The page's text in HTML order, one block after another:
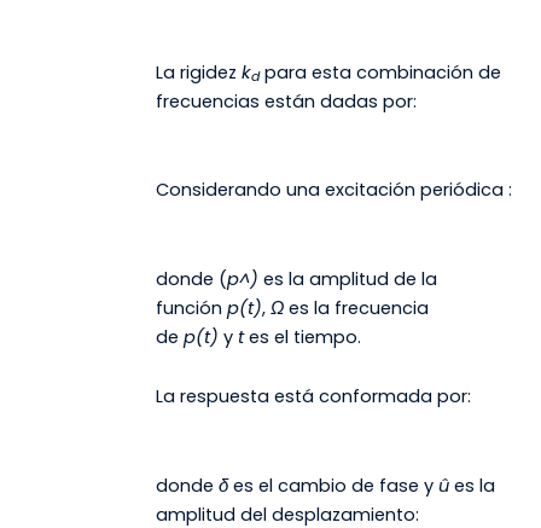
La rigidez kdpara esta combinación de
frecuencias están dadas por:
Considerando una excitación periódica :
donde (p^) es la amplitud de la
función p(t), Ωes la frecuencia
de p(t) y tes el tiempo.
La respuesta está conformada por:
donde δes el cambio de fase y ûes la
amplitud del desplazamiento: